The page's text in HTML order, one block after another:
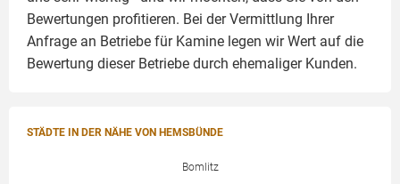
Bewertungen profitieren. Bei der Vermittlung Ihrer
Anfrage an Betriebe für Kamine legen wir Wert auf die
Bewertung dieser Betriebe durch ehemaliger Kunden.
STÄDTE IN DER NÄHE VON HEMSBÜNDE
Bomlitz